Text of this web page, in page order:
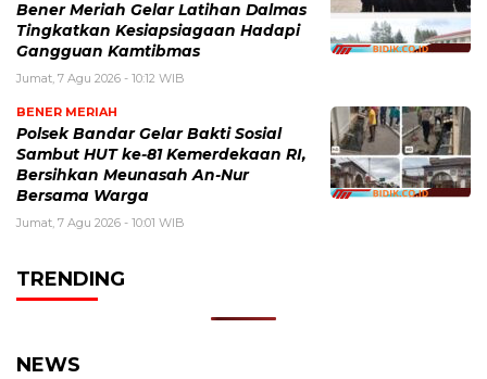
Bener Meriah Gelar Latihan Dalmas
Tingkatkan Kesiapsiagaan Hadapi
Gangguan Kamtibmas
Jumat, 7 Agu 2026 - 10:12 WIB
BENER MERIAH
Polsek Bandar Gelar Bakti Sosial
Sambut HUT ke-81 Kemerdekaan RI,
Bersihkan Meunasah An-Nur
Bersama Warga
Jumat, 7 Agu 2026 - 10:01 WIB
TRENDING
NEWS